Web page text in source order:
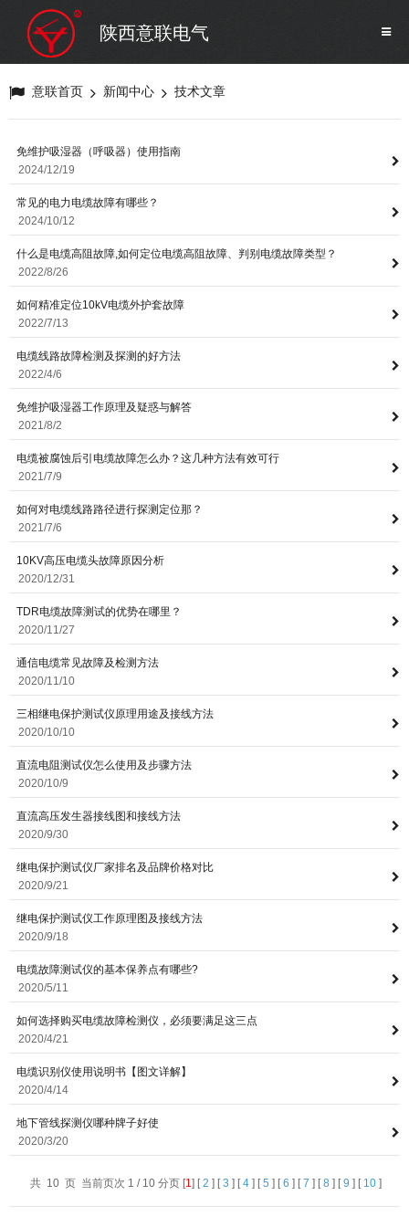
继电保护/互感器试验设备
自动化
修试辅助设备
意联新品推荐
陕西意联电气
意联首页 新闻中心 技术文章
免维护吸湿器（呼吸器）使用指南
2024/12/19
常见的电力电缆故障有哪些？
2024/10/12
什么是电缆高阻故障,如何定位电缆高阻故障、判别电缆故障类型？
2022/8/26
如何精准定位10kV电缆外护套故障
2022/7/13
电缆线路故障检测及探测的好方法
2022/4/6
免维护吸湿器工作原理及疑惑与解答
2021/8/2
电缆被腐蚀后引电缆故障怎么办？这几种方法有效可行
2021/7/9
如何对电缆线路路径进行探测定位那？
2021/7/6
10KV高压电缆头故障原因分析
2020/12/31
TDR电缆故障测试的优势在哪里？
2020/11/27
通信电缆常见故障及检测方法
2020/11/10
三相继电保护测试仪原理用途及接线方法
2020/10/10
直流电阻测试仪怎么使用及步骤方法
2020/10/9
直流高压发生器接线图和接线方法
2020/9/30
继电保护测试仪厂家排名及品牌价格对比
2020/9/21
继电保护测试仪工作原理图及接线方法
2020/9/18
电缆故障测试仪的基本保养点有哪些?
2020/5/11
如何选择购买电缆故障检测仪，必须要满足这三点
2020/4/21
电缆识别仪使用说明书【图文详解】
2020/4/14
地下管线探测仪哪种牌子好使
2020/3/20
共 10 页 当前页次 1 / 10 分页 [1] [2 ] [3 ] [4 ] [5 ] [6 ] [7 ] [8 ] [9 ] [ 10 ]